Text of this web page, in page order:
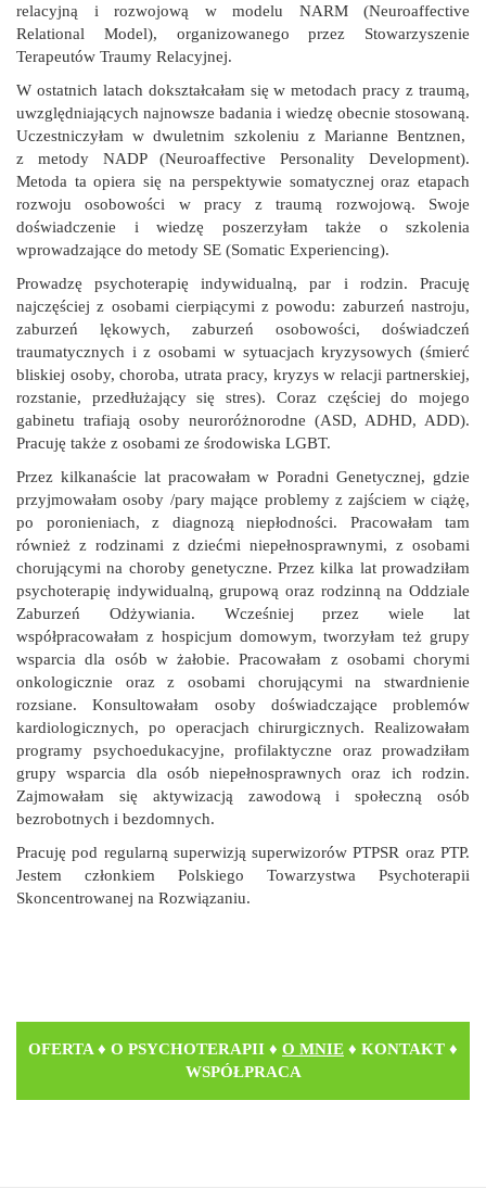
relacyjną i rozwojową w modelu NARM (Neuroaffective
Relational Model), organizowanego przez Stowarzyszenie
Terapeutów Traumy Relacyjnej.
W ostatnich latach dokształcałam się w metodach pracy z traumą,
uwzględniających najnowsze badania i wiedzę obecnie stosowaną.
Uczestniczyłam w dwuletnim szkoleniu z Marianne Bentznen,
z metody NADP (Neuroaffective Personality Development).
Metoda ta opiera się na perspektywie somatycznej oraz etapach
rozwoju osobowości w pracy z traumą rozwojową. Swoje
doświadczenie i wiedzę poszerzyłam także o szkolenia
wprowadzające do metody SE (Somatic Experiencing).
Prowadzę psychoterapię indywidualną, par i rodzin. Pracuję
najczęściej z osobami cierpiącymi z powodu: zaburzeń nastroju,
zaburzeń lękowych, zaburzeń osobowości, doświadczeń
traumatycznych i z osobami w sytuacjach kryzysowych (śmierć
bliskiej osoby, choroba, utrata pracy, kryzys w relacji partnerskiej,
rozstanie, przedłużający się stres). Coraz częściej do mojego
gabinetu trafiają osoby neuroróżnorodne (ASD, ADHD, ADD).
Pracuję także z osobami ze środowiska LGBT.
Przez kilkanaście lat pracowałam w Poradni Genetycznej, gdzie
przyjmowałam osoby /pary mające problemy z zajściem w ciążę,
po poronieniach, z diagnozą niepłodności. Pracowałam tam
również z rodzinami z dziećmi niepełnosprawnymi, z osobami
chorującymi na choroby genetyczne. Przez kilka lat prowadziłam
psychoterapię indywidualną, grupową oraz rodzinną na Oddziale
Zaburzeń Odżywiania. Wcześniej przez wiele lat
współpracowałam z hospicjum domowym, tworzyłam też grupy
wsparcia dla osób w żałobie. Pracowałam z osobami chorymi
onkologicznie oraz z osobami chorującymi na stwardnienie
rozsiane. Konsultowałam osoby doświadczające problemów
kardiologicznych, po operacjach chirurgicznych. Realizowałam
programy psychoedukacyjne, profilaktyczne oraz prowadziłam
grupy wsparcia dla osób niepełnosprawnych oraz ich rodzin.
Zajmowałam się aktywizacją zawodową i społeczną osób
bezrobotnych i bezdomnych.
Pracuję pod regularną superwizją superwizorów PTPSR oraz PTP.
Jestem członkiem Polskiego Towarzystwa Psychoterapii
Skoncentrowanej na Rozwiązaniu.
OFERTA ♦ O PSYCHOTERAPII ♦ O MNIE ♦ KONTAKT ♦
WSPÓŁPRACA